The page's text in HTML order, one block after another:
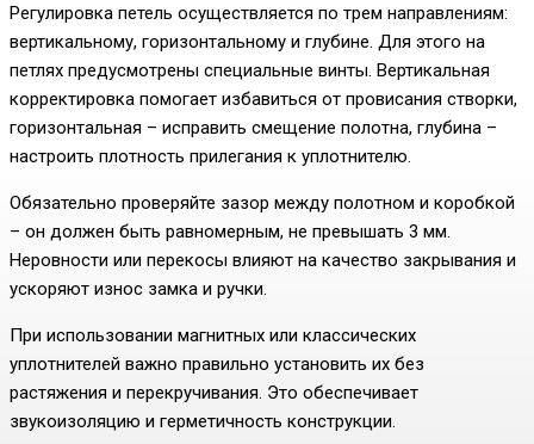
Регулировка петель осуществляется по трем направлениям:
вертикальному, горизонтальному и глубине. Для этого на
петлях предусмотрены специальные винты. Вертикальная
корректировка помогает избавиться от провисания створки,
горизонтальная – исправить смещение полотна, глубина –
настроить плотность прилегания к уплотнителю.
Обязательно проверяйте зазор между полотном и коробкой
– он должен быть равномерным, не превышать 3 мм.
Неровности или перекосы влияют на качество закрывания и
ускоряют износ замка и ручки.
При использовании магнитных или классических
уплотнителей важно правильно установить их без
растяжения и перекручивания. Это обеспечивает
звукоизоляцию и герметичность конструкции.